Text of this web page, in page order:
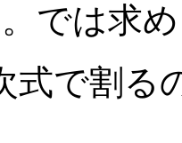
では求
式で割る